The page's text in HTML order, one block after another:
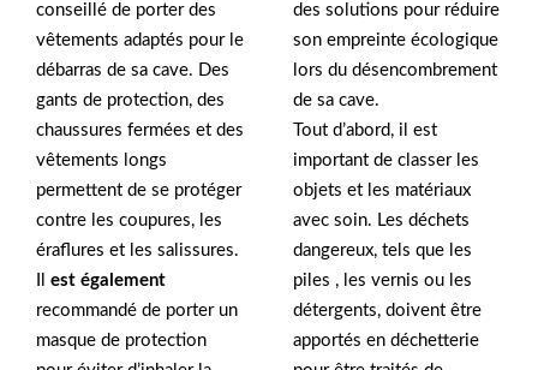
conseillé de porter des
vêtements adaptés pour le
débarras de sa cave. Des
gants de protection, des
chaussures fermées et des
vêtements longs
permettent de se protéger
contre les coupures, les
éraflures et les salissures.
est également
recommandé de porter un
masque de protection
des solutions pour réduire
son empreinte écologique
lors du désencombrement
de sa cave.
Tout d’abord, il est
important de classer les
objets et les matériaux
avec soin. Les déchets
dangereux, tels que les
piles , les vernis ou les
détergents, doivent être
apportés en déchetterie